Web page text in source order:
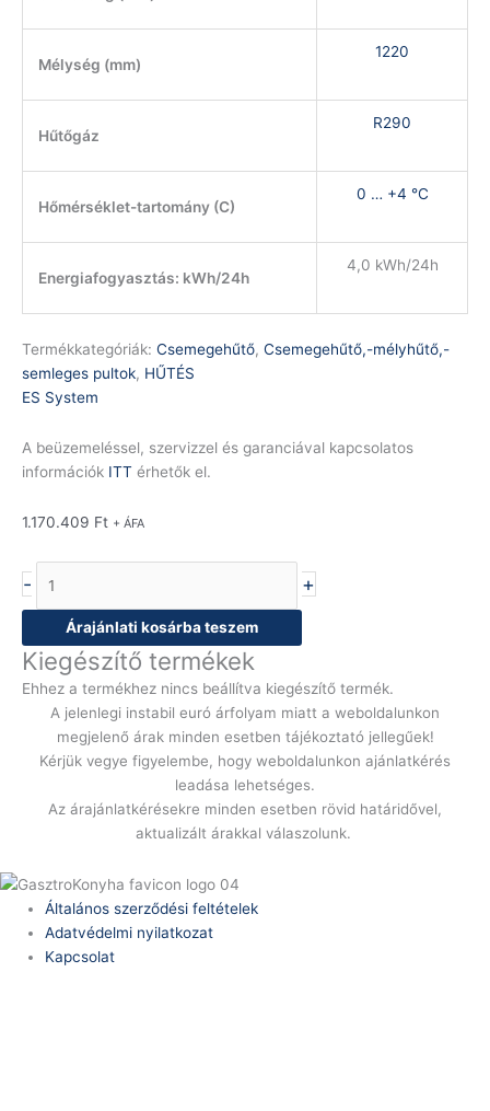
Mélység (mm)
1220
Hűtőgáz
R290
Hőmérséklet-tartomány (C)
0 … +4 °C
Energiafogyasztás: kWh/24h
4,0 kWh/24h
Termékkategóriák: Csemegehűtő, Csemegehűtő,-mélyhűtő,-
semleges pultok, HŰTÉS
ES System
A beüzemeléssel, szervizzel és garanciával kapcsolatos
információk ITT érhetők el.
1.170.409 Ft + ÁFA
- +
Árajánlati kosárba teszem
Kiegészítő termékek
Ehhez a termékhez nincs beállítva kiegészítő termék.
A jelenlegi instabil euró árfolyam miatt a weboldalunkon
megjelenő árak minden esetben tájékoztató jellegűek!
Kérjük vegye figyelembe, hogy weboldalunkon ajánlatkérés
leadása lehetséges.
Az árajánlatkérésekre minden esetben rövid határidővel,
aktualizált árakkal válaszolunk.
Általános szerződési feltételek
Adatvédelmi nyilatkozat
Kapcsolat